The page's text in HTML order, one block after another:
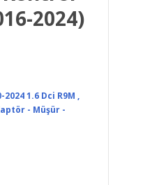
2024)
1.6 Dci R9M ,
- Müşür -